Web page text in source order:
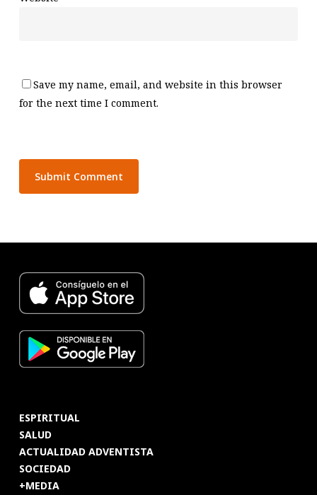
Save my name, email, and website in this browser
for the next time I comment.
ESPIRITUAL
SALUD
ACTUALIDAD ADVENTISTA
SOCIEDAD
+MEDIA